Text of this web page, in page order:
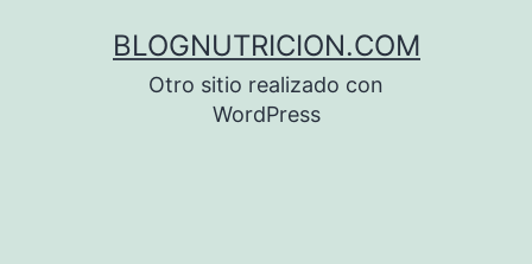
BLOGNUTRICION.COM
Otro sitio realizado con
WordPress